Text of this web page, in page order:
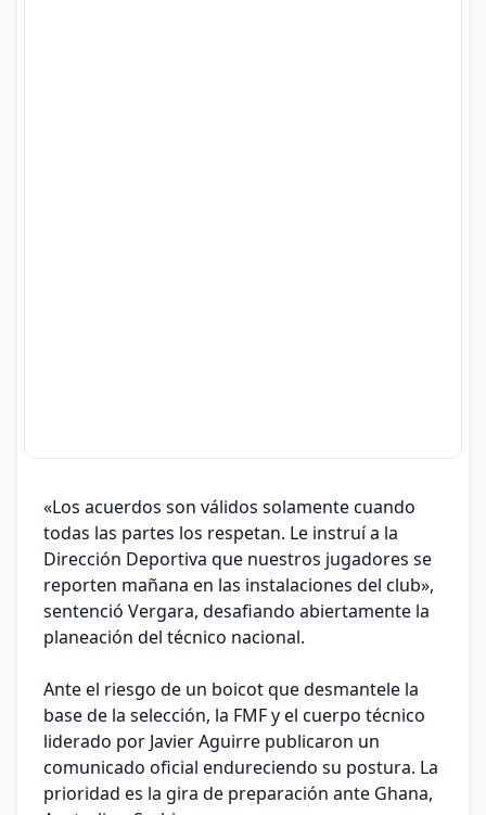
«Los acuerdos son válidos solamente cuando
todas las partes los respetan. Le instruí a la
Dirección Deportiva que nuestros jugadores se
reporten mañana en las instalaciones del club»,
sentenció Vergara, desafiando abiertamente la
planeación del técnico nacional.
Ante el riesgo de un boicot que desmantele la
base de la selección, la FMF y el cuerpo técnico
liderado por Javier Aguirre publicaron un
comunicado oficial endureciendo su postura. La
prioridad es la gira de preparación ante Ghana,